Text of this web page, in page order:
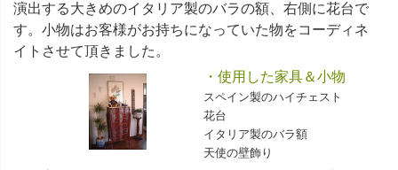
演出する大きめのイタリア製のバラの額、右側に花台で
す。小物はお客様がお持ちになっていた物をコーディネ
イトさせて頂きました。
・使用した家具＆小物
スペイン製のハイチェスト
花台
イタリア製のバラ額
天使の壁飾り